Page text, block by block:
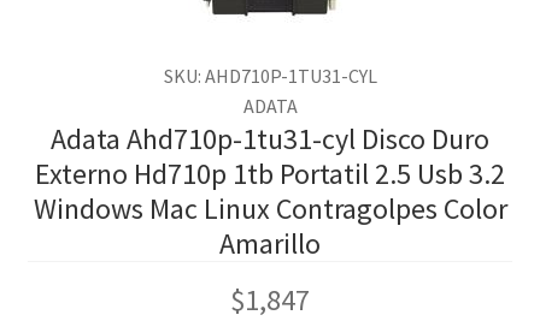
SKU: AHD710P-1TU31-CYL
ADATA
Adata Ahd710p-1tu31-cyl Disco Duro
Externo Hd710p 1tb Portatil 2.5 Usb 3.2
Windows Mac Linux Contragolpes Color
Amarillo
$1,847